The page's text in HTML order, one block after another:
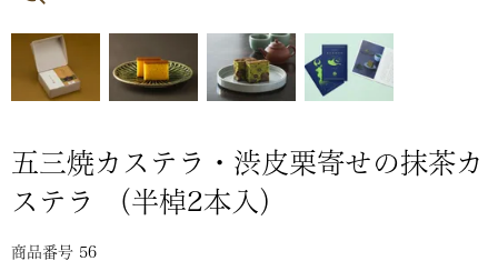
五三焼カステラ・渋皮栗寄せの抹茶カ
ステラ （半棹2本入）
商品番号 56